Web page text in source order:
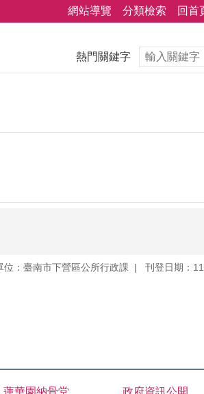
網站導覽 分類檢索 回首
熱門關鍵字
位：臺南市下營區公所行政課 刊登日期：
蓮華園納骨堂 政府資訊公開